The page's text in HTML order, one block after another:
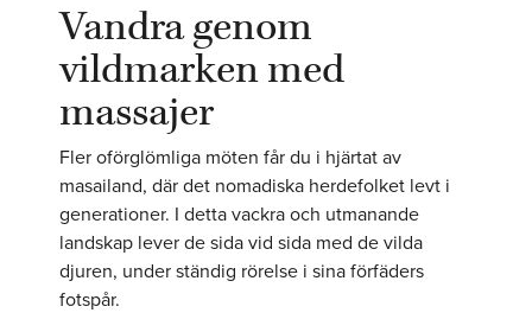
Vandra genom
vildmarken med
massajer
Fler oförglömliga möten får du i hjärtat av
masailand, där det nomadiska herdefolket levt i
generationer. I detta vackra och utmanande
landskap lever de sida vid sida med de vilda
djuren, under ständig rörelse i sina förfäders
fotspår.